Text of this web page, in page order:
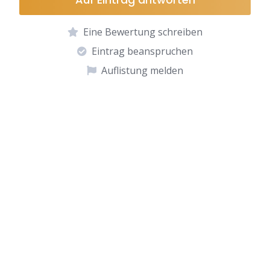
Eine Bewertung schreiben
Eintrag beanspruchen
Auflistung melden